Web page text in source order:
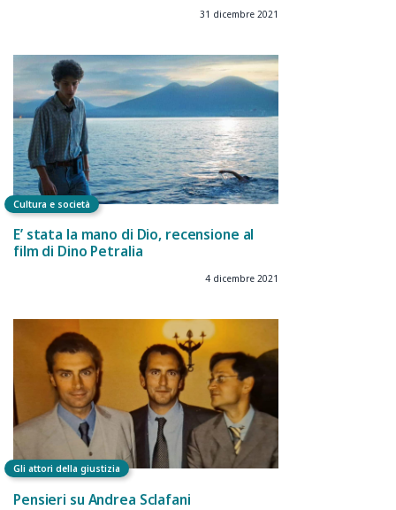
31 dicembre 2021
Cultura e società
E’ stata la mano di Dio, recensione al
film di Dino Petralia
4 dicembre 2021
Gli attori della giustizia
Pensieri su Andrea Sclafani